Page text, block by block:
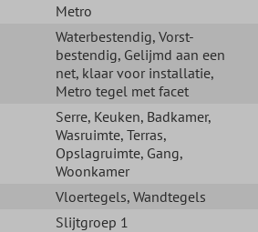
Metro
Waterbestendig, Vorst-
bestendig, Gelijmd aan een
net, klaar voor installatie,
Metro tegel met facet
Serre, Keuken, Badkamer,
Wasruimte, Terras,
Opslagruimte, Gang,
Woonkamer
Vloertegels, Wandtegels
Slijtgroep 1